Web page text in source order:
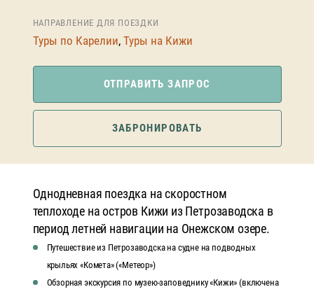
НАПРАВЛЕНИЕ ДЛЯ ПОЕЗДКИ
Туры по Карелии, Туры на Кижи
ОТПРАВИТЬ ЗАПРОС
ЗАБРОНИРОВАТЬ
Однодневная поездка на скоростном
теплоходе на остров Кижи из Петрозаводска в
период летней навигации на Онежском озере.
Путешествие из Петрозаводска на судне на подводных
крыльях «Комета» («Метеор»)
Обзорная экскурсия по музею-заповеднику «Кижи» (включена